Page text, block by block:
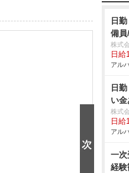
日
備
株式
日給
アル
日
い
株式
日給
アル
一
経